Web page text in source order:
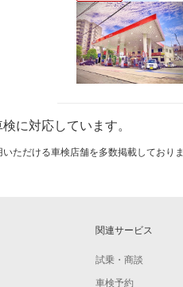
に対応しています。
ただける車検店舗を多数掲載しておりま
関連サービス
試乗・商談
車検予約